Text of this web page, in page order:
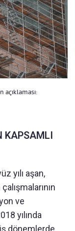
açıklaması:
KAPSAMLI
yılı aşan,
ve
yılında
dönemlerde